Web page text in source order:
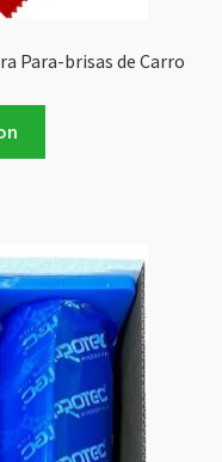
Para-brisas de Carro